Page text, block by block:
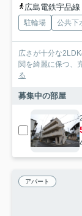
広島電鉄宇品
駐輪場 公共下
広さが十分な
関を綺麗に保つ、
る
募集中の部屋
アパート